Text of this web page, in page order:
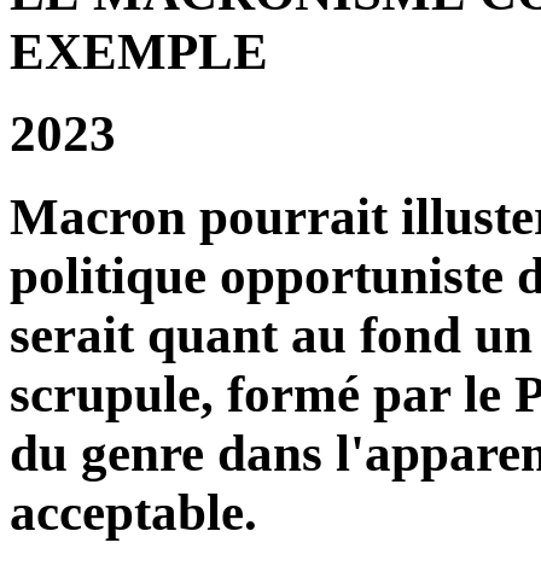
EXEMPLE
2023
Macron pourrait
politique opportuniste
serait quant au fond un
scrupule, formé par le
du genre dans
acceptable.